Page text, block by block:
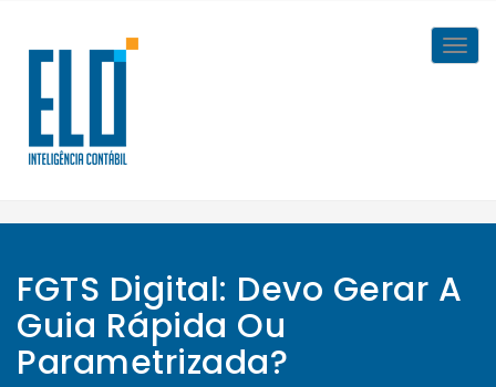
content
FGTS Digital: Devo Gerar A
Guia Rápida Ou
Parametrizada?